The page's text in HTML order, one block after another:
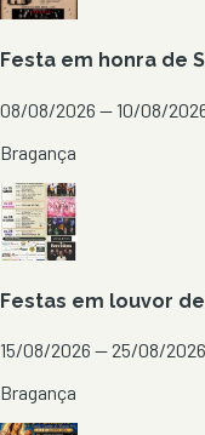
Festa em honra de
08/08/2026 — 10/08/
Bragança
Festas em louvor
15/08/2026 — 25/08/2026
Bragança